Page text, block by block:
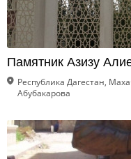
Памятник Азизу
Республика Дагестан,
Абубакарова